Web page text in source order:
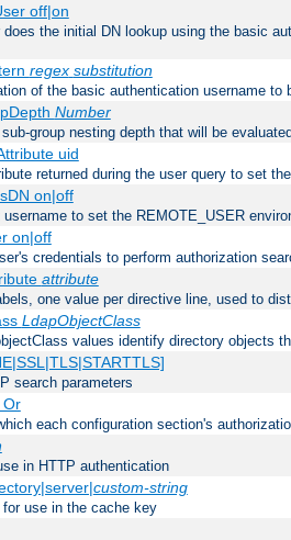
off|on
the initial DN lookup using the basic
regex substitution
of the basic authentication username
Number
group nesting depth that will be
uid
returned during the user query to set
on|off
to set the REMOTE_USER
on|off
credentials to perform authorization
attribute
one value per directive line, used to
LdapObjectClass
values identify directory objects
search parameters
Or
each configuration section's
in HTTP authentication
custom-string
use in the cache key